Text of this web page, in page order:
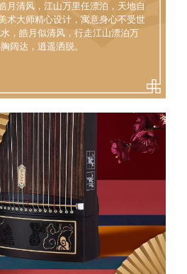
月清风，江山万里任漂泊，天地自
术大师精心设计，寓意身心不受世
，皓月似清风，行走江山漂泊万
阔达，逍遥洒脱。